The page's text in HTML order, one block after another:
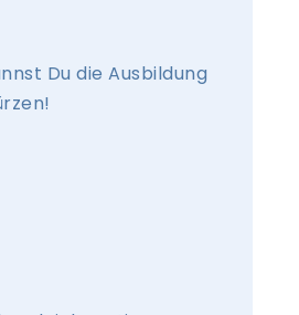
Du die Ausbildung